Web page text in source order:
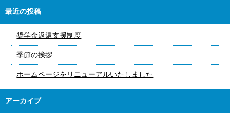
最近の投稿
奨学金返還支援制度
季節の挨拶
ホームページをリニューアルいたしました
アーカイブ